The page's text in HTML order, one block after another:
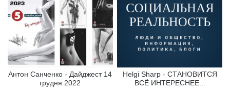
Антон Санченко - Дайджест 14
грудня 2022
Helgi Sharp - СТАНОВИТСЯ
ВСЁ ИНТЕРЕСНЕЕ...